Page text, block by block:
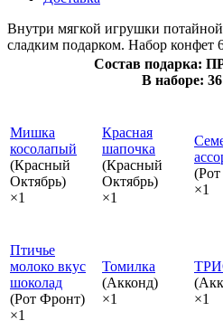
Внутри мягкой игрушки
сладким подарком. Набор конфет
Состав подарка:
В наборе:
Мишка
косолапый
(Красный
Октябрь)
×1
Красная
шапочка
(Красный
Октябрь)
×1
×1
Птичье
молоко вкус
шоколад
(Рот Фронт)
×1
Томилка
(Акконд)
×1
×1